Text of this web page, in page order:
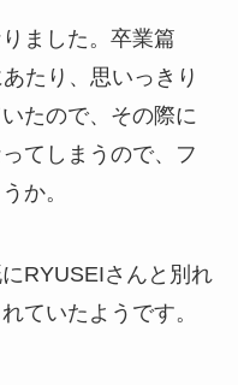
ました。卒業篇
たり、思いっきり
たので、その際に
てしまうので、フ
か。
RYUSEIさんと別れ
ていたようです。